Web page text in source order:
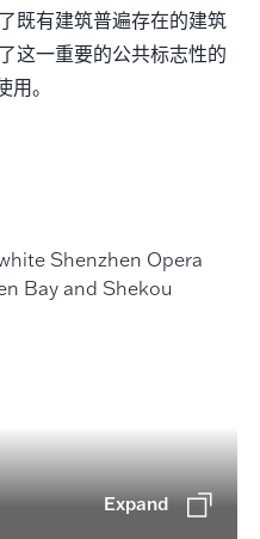
既有建筑普遍存在的建筑
这一重要的公共标志性的
。
Expand